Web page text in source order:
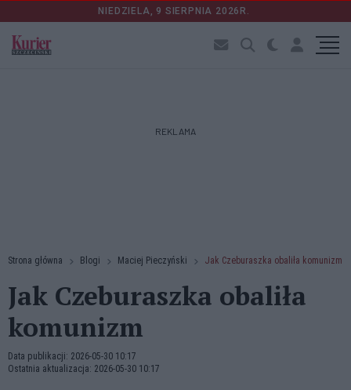
NIEDZIELA, 9 SIERPNIA 2026R.
REKLAMA
Strona główna Blogi Maciej Pieczyński Jak Czeburaszka obaliła komunizm
Jak Czeburaszka obaliła
komunizm
Data publikacji: 2026-05-30 10:17
Ostatnia aktualizacja: 2026-05-30 10:17